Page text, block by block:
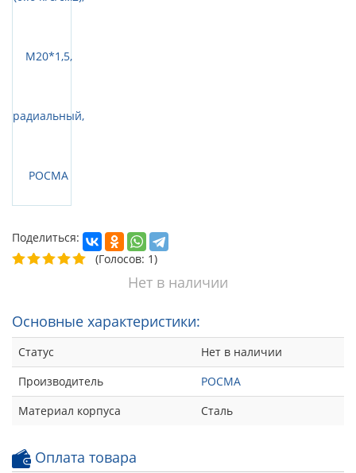
Поделиться:
(Голосов: 1)
Нет в наличии
Основные характеристики:
Статус
Нет в наличии
Производитель
РОСМА
Материал корпуса
Сталь
Оплата товара